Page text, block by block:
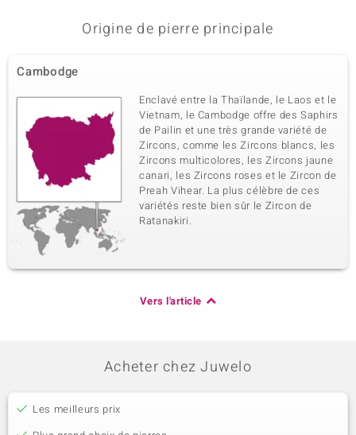
Origine de pierre principale
Cambodge
Enclavé entre la Thaïlande, le Laos et le
Vietnam, le Cambodge offre des Saphirs
de Pailin et une très grande variété de
Zircons, comme les Zircons blancs, les
Zircons multicolores, les Zircons jaune
canari, les Zircons roses et le Zircon de
Preah Vihear. La plus célèbre de ces
variétés reste bien sûr le Zircon de
Ratanakiri.
Vers l'article
Acheter chez Juwelo
Les meilleurs prix